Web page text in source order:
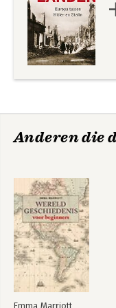
Anderen die
Emma Marriott